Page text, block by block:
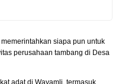
siapa pun untuk
perusahaan tambang di Desa
adat di Wayamli, termasuk